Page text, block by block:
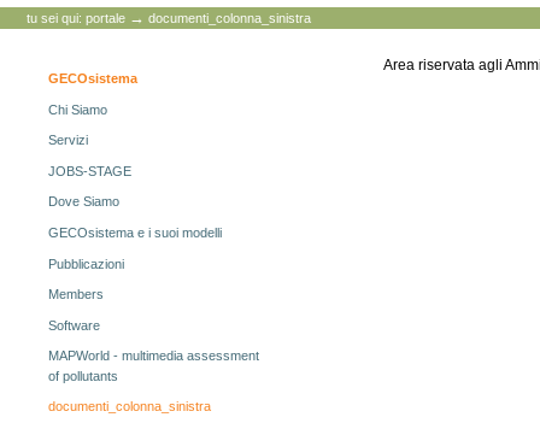
personali
tu sei qui: portale → documenti_colonna_sinistra
GECOsistema
Chi Siamo
Servizi
JOBS-STAGE
Dove Siamo
GECOsistema e i suoi modelli
Pubblicazioni
Members
Software
MAPWorld - multimedia assessment
of pollutants
documenti_colonna_sinistra
Area riservata agli